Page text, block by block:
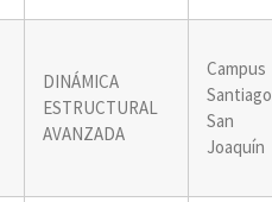
DINÁMICA
ESTRUCTURAL
AVANZADA
Campus
Santiago
San
Joaquín